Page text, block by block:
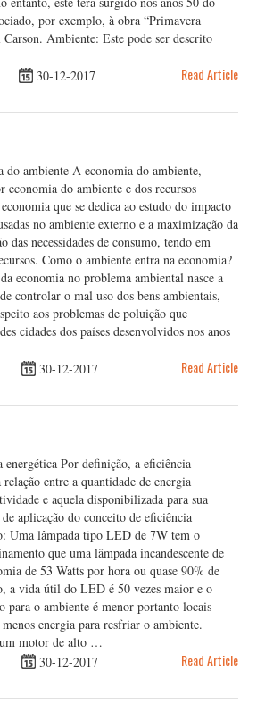
por exemplo, à obra “Primavera
Carson. Ambiente: Este pode ser descrito
30-12-2017 Read Article
do ambiente A economia do ambiente,
economia do ambiente e dos recursos
que se dedica ao estudo do impacto
no ambiente externo e a maximização da
das necessidades de consumo, tendo em
Como o ambiente entra na economia?
economia no problema ambiental nasce a
controlar o mal uso dos bens ambientais,
aos problemas de poluição que
cidades dos países desenvolvidos nos anos
30-12-2017 Read Article
energética Por definição, a eficiência
entre a quantidade de energia
e aquela disponibilizada para sua
aplicação do conceito de eficiência
Uma lâmpada tipo LED de 7W tem o
que uma lâmpada incandescente de
de 53 Watts por hora ou quase 90% de
a vida útil do LED é 50 vezes maior e o
para o ambiente é menor portanto locais
energia para resfriar o ambiente.
motor de alto …
30-12-2017 Read Article